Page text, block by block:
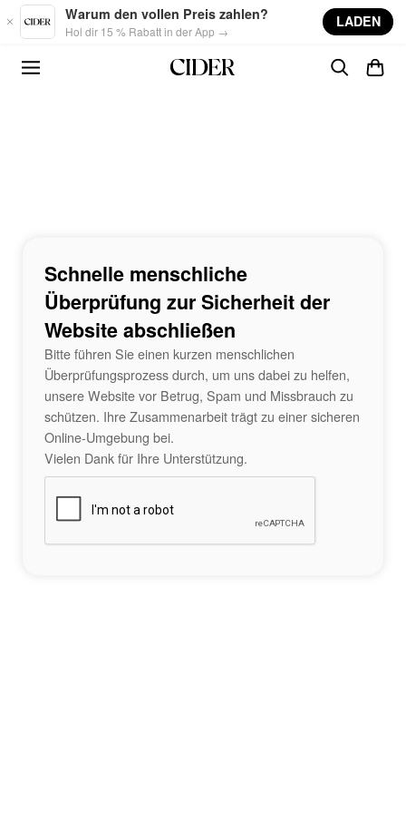
Skip to main content
Warum den vollen Preis zahlen?
Hol dir 15 % Rabatt in der App →
LADEN
Schnelle menschliche
Überprüfung zur Sicherheit der
Website abschließen
Bitte führen Sie einen kurzen menschlichen
Überprüfungsprozess durch, um uns dabei zu helfen,
unsere Website vor Betrug, Spam und Missbrauch zu
schützen. Ihre Zusammenarbeit trägt zu einer sicheren
Online-Umgebung bei.
Vielen Dank für Ihre Unterstützung.